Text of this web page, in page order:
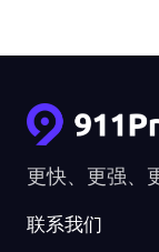
更快、更强、
联系我们